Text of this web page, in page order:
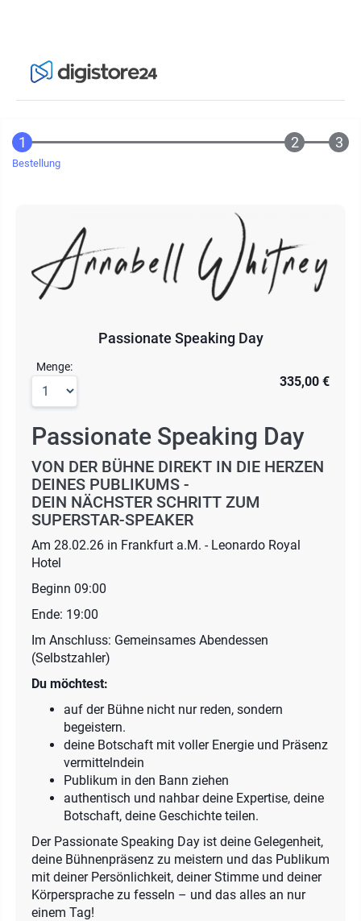
Bestellung
Passionate Speaking Day
Menge:
335,00 €
Passionate Speaking Day
VON DER BÜHNE DIREKT IN DIE HERZEN
DEINES PUBLIKUMS -
DEIN NÄCHSTER SCHRITT ZUM
SUPERSTAR-SPEAKER
Am 28.02.26 in Frankfurt a.M. - Leonardo Royal
Hotel
Beginn 09:00
Ende: 19:00
Im Anschluss: Gemeinsames Abendessen
(Selbstzahler)
Du möchtest:
auf der Bühne nicht nur reden, sondern
begeistern.
deine Botschaft mit voller Energie und Präsenz
vermittelndein
Publikum in den Bann ziehen
authentisch und nahbar deine Expertise, deine
Botschaft, deine Geschichte teilen.
Der Passionate Speaking Day ist deine Gelegenheit,
deine Bühnenpräsenz zu meistern und das Publikum
mit deiner Persönlichkeit, deiner Stimme und deiner
Körpersprache zu fesseln – und das alles an nur
einem Tag!